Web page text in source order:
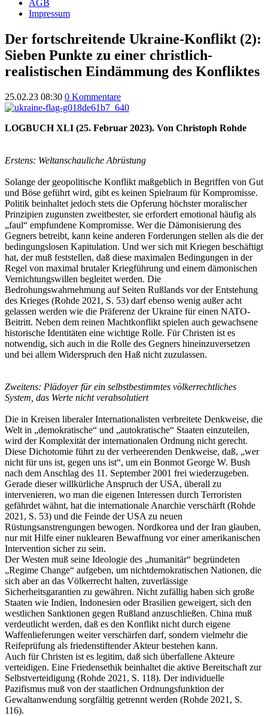
AGB
Impressum
Der fortschreitende Ukraine-Konflikt (2):
Sieben Punkte zu einer christlich-
realistischen Eindämmung des Konfliktes
25.02.23 08:30 0 Kommentare
LOGBUCH XLI (25. Februar 2023). Von Christoph Rohde
Erstens: Weltanschauliche Abrüstung
Solange der geopolitische Konflikt maßgeblich in Begriffen von Gut
und Böse geführt wird, gibt es keinen Spielraum für Kompromisse.
Politik beinhaltet jedoch stets die Opferung höchster moralischer
Prinzipien zugunsten zweitbester, sie erfordert emotional häufig als
„faul“ empfundene Kompromisse. Wer die Dämonisierung des
Gegners betreibt, kann keine anderen Forderungen stellen als die der
bedingungslosen Kapitulation. Und wer sich mit Kriegen beschäftigt
hat, der muß feststellen, daß diese maximalen Bedingungen in der
Regel von maximal brutaler Kriegführung und einem dämonischen
Vernichtungswillen begleitet werden. Die
Bedrohungswahrnehmung auf Seiten Rußlands vor der Entstehung
des Krieges (Rohde 2021, S. 53) darf ebenso wenig außer acht
gelassen werden wie die Präferenz der Ukraine für einen NATO-
Beitritt. Neben dem reinen Machtkonflikt spielen auch gewachsene
historische Identitäten eine wichtige Rolle. Für Christen ist es
notwendig, sich auch in die Rolle des Gegners hineinzuversetzen
und bei allem Widerspruch den Haß nicht zuzulassen.
Zweitens: Plädoyer für ein selbstbestimmtes völkerrechtliches
System, das Werte nicht verabsolutiert
Die in Kreisen liberaler Internationalisten verbreitete Denkweise, die
Welt in „demokratische“ und „autokratische“ Staaten einzuteilen,
wird der Komplexität der internationalen Ordnung nicht gerecht.
Diese Dichotomie führt zu der verheerenden Denkweise, daß, „wer
nicht für uns ist, gegen uns ist“, um ein Bonmot George W. Bush
nach dem Anschlag des 11. September 2001 frei wiederzugeben.
Gerade dieser willkürliche Anspruch der USA, überall zu
intervenieren, wo man die eigenen Interessen durch Terroristen
gefährdet wähnt, hat die internationale Anarchie verschärft (Rohde
2021, S. 53) und die Feinde der USA zu neuen
Rüstungsanstrengungen bewogen. Nordkorea und der Iran glauben,
nur mit Hilfe einer nuklearen Bewaffnung vor einer amerikanischen
Intervention sicher zu sein.
Der Westen muß seine Ideologie des „humanitär“ begründeten
„Regime Change“ aufgeben, um nichtdemokratischen Nationen, die
sich aber an das Völkerrecht halten, zuverlässige
Sicherheitsgarantien zu gewähren. Nicht zufällig haben sich große
Staaten wie Indien, Indonesien oder Brasilien geweigert, sich den
westlichen Sanktionen gegen Rußland anzuschließen. China muß
verdeutlicht werden, daß es den Konflikt nicht durch eigene
Waffenlieferungen weiter verschärfen darf, sondern vielmehr die
Reifeprüfung als friedenstiftender Akteur bestehen kann.
Auch für Christen ist es legitim, daß sich überfallene Akteure
verteidigen. Eine Friedensethik beinhaltet die aktive Bereitschaft zur
Selbstverteidigung (Rohde 2021, S. 118). Der individuelle
Pazifismus muß von der staatlichen Ordnungsfunktion der
Gewaltanwendung sorgfältig getrennt werden (Rohde 2021, S.
116).